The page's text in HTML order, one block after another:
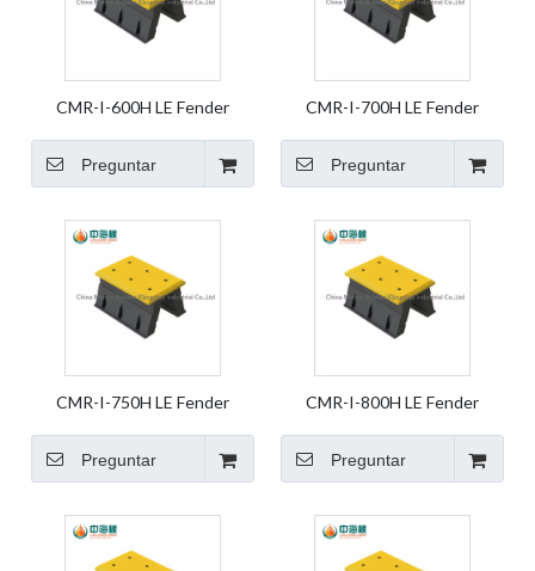
CMR-I-600H LE Fender
Pierna Goma Fender Element
Fender
Preguntar
CMR-I-700H LE Fender
Leg Rubber Fender Element
Fender
Preguntar
CMR-I-750H LE Fender
Pierna Goma Fender Element
Fender
Preguntar
CMR-I-800H LE Fender
Pierna Goma Fender Element
Fender
Preguntar